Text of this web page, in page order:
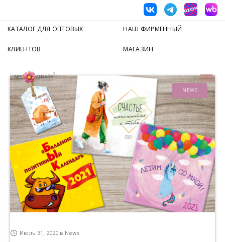
КАТАЛОГ ДЛЯ ОПТОВЫХ
КЛИЕНТОВ
НАШ ФИРМЕННЫЙ
МАГАЗИН
NEWS
Июль 31, 2020 в News